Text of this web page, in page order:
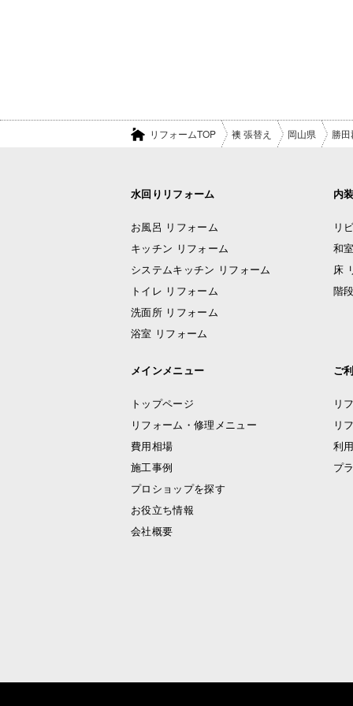
リフォームTOP 襖 張替え 岡山県 勝
水回りリフォーム
お風呂 リフォーム
キッチン リフォーム
システムキッチン リフォーム
トイレ リフォーム
洗面所 リフォーム
浴室 リフォーム
内
リ
和
床
階
メインメニュー
トップページ
リフォーム・修理メニュー
費用相場
施工事例
プロショップを探す
お役立ち情報
会社概要
ご
リ
リ
利
プ